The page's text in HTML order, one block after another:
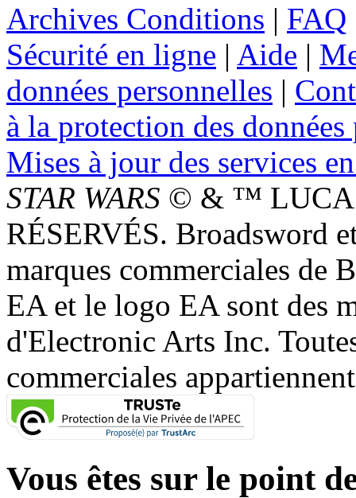
Archives Conditions | FAQ
Sécurité en ligne | Aide |
données personnelles |
à la protection des
Mises à jour des services
STAR WARS © & ™
RÉSERVÉS. Broadsword
marques commerciales de
EA et le logo EA sont des
d'Electronic Arts Inc.
commerciales
Vous êtes sur le point